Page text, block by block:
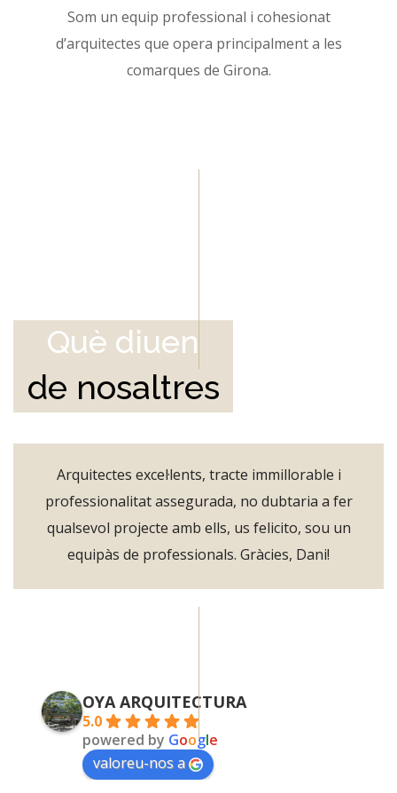
Som un equip professional i cohesionat
d’arquitectes que opera principalment a les
comarques de Girona.
Què diuen
de nosaltres
Arquitectes excel·lents, tracte immillorable i
professionalitat assegurada, no dubtaria a fer
qualsevol projecte amb ells, us felicito, sou un
equipàs de professionals. Gràcies, Dani!
OYA ARQUITECTURA
5.0
powered by Google
valoreu-nos a